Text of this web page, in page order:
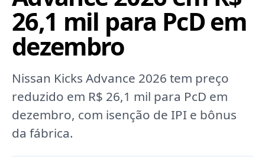
26,1 mil para PcD em
dezembro
Nissan Kicks Advance 2026 tem preço
reduzido em R$ 26,1 mil para PcD em
dezembro, com isenção de IPI e bônus
da fábrica.